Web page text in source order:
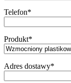
Telefon*
Produkt*
Adres dostawy*